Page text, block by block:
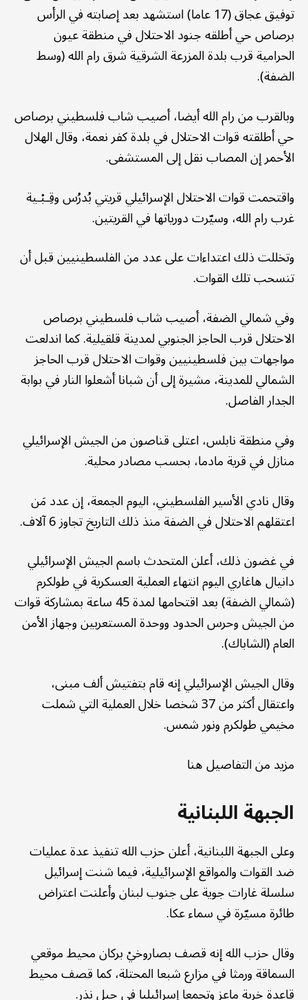
توفيق عجاق (17 عاما) استشهد بعد إصابته في الرأس
برصاص حي أطلقه جنود الاحتلال في منطقة عيون
الحرامية قرب بلدة المزرعة الشرقية شرق رام الله (وسط
الضفة).
وبالقرب من رام الله أيضا، أصيب شاب فلسطيني برصاص
حي أطلقته قوات الاحتلال في بلدة كفر نعمة، وقال الهلال
الأحمر إن المصاب نقل إلى المستشفى.
واقتحمت قوات الاحتلال الإسرائيلي قريتي بُدرُس وقِـبْـية
غرب رام الله، وسيّرت دورياتها في القريتين.
وتخللت ذلك اعتداءات على عدد من الفلسطينيين قبل أن
تنسحب تلك القوات.
وفي شمالي الضفة، أصيب شاب فلسطيني برصاص
الاحتلال قرب الحاجز الجنوبي لمدينة قلقيلية. كما اندلعت
مواجهات بين فلسطينيين وقوات الاحتلال قرب الحاجز
الشمالي للمدينة، مشيرة إلى أن شبانا أشعلوا النار في بوابة
الجدار الفاصل.
وفي منطقة نابلس، اعتلى قناصون من الجيش الإسرائيلي
منازل في قرية مادما، بحسب مصادر محلية.
وقال نادي الأسير الفلسطيني، اليوم الجمعة، إن عدد مَن
اعتقلهم الاحتلال في الضفة منذ ذلك التاريخ تجاوز 6 آلاف.
في غضون ذلك، أعلن المتحدث باسم الجيش الإسرائيلي
دانيال هاغاري اليوم انتهاء العملية العسكرية في طولكرم
(شمالي الضفة) بعد اقتحامها لمدة 45 ساعة بمشاركة قوات
من الجيش وحرس الحدود ووحدة المستعربين وجهاز الأمن
العام (الشاباك).
وقال الجيش الإسرائيلي إنه قام بتفتيش ألف مبنى،
واعتقال أكثر من 37 شخصا خلال العملية التي شملت
مخيمي طولكرم ونور شمس.
مزيد من التفاصيل هنا
الجبهة اللبنانية
وعلى الجبهة اللبنانية، أعلن حزب الله تنفيذ عدة عمليات
ضد القوات والمواقع الإسرائيلية، فيما شنت إسرائيل
سلسلة غارات جوية على جنوب لبنان وأعلنت اعتراض
طائرة مسيّرة في سماء عكا.
وقال حزب الله إنه قصف بصاروخيْ بركان محيط موقعي
السماقة ورمثا في مزارع شبعا المحتلة، كما قصف محيط
قاعدة خربة ماعز وتجمعا إسرائيليا في جبل نذر.